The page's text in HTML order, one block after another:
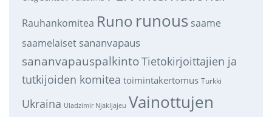
Rauhankomitea Runo runous saame
saamelaiset sananvapaus
sananvapauspalkintoTietokirjoittajien ja
tutkijoiden komitea toimintakertomus Turkki
Ukraina Uladzimir Njakljajeu Vainottujen